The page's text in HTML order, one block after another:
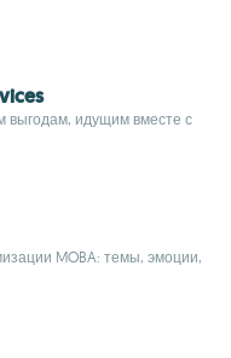
выгодам, идущим вместе с
MOBA: темы, эмоции,